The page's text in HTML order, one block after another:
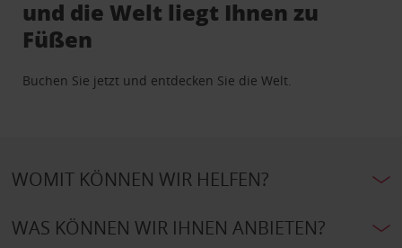
und die Welt liegt Ihnen zu
Füßen
Buchen Sie jetzt und entdecken Sie die Welt.
WOMIT KÖNNEN WIR HELFEN?
WAS KÖNNEN WIR IHNEN ANBIETEN?